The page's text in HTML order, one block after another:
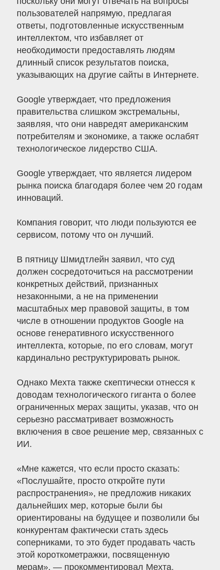
пользователей напрямую, предлагая
ответы, подготовленные искусственным
интеллектом, что избавляет от
необходимости предоставлять людям
длинный список результатов поиска,
указывающих на другие сайты в Интернете.
Google утверждает, что предложения
правительства слишком экстремальны,
заявляя, что они навредят американским
потребителям и экономике, а также ослабят
технологическое лидерство США.
Google утверждает, что является лидером
рынка поиска благодаря более чем 20 годам
инноваций.
Компания говорит, что люди пользуются ее
сервисом, потому что он лучший.
В пятницу Шмидтлейн заявил, что суд
должен сосредоточиться на рассмотрении
конкретных действий, признанных
незаконными, а не на применении
масштабных мер правовой защиты, в том
числе в отношении продуктов Google на
основе генеративного искусственного
интеллекта, которые, по его словам, могут
кардинально реструктурировать рынок.
Однако Мехта также скептически отнесся к
доводам технологического гиганта о более
ограниченных мерах защиты, указав, что он
серьезно рассматривает возможность
включения в свое решение мер, связанных с
ИИ.
«Мне кажется, что если просто сказать:
«Послушайте, просто откройте пути
распространения», не предложив никаких
дальнейших мер, которые были бы
ориентированы на будущее и позволили бы
конкурентам фактически стать здесь
соперниками, то это будет продавать часть
этой короткометражки, посвященную
мерам», — прокомментировал Мехта.